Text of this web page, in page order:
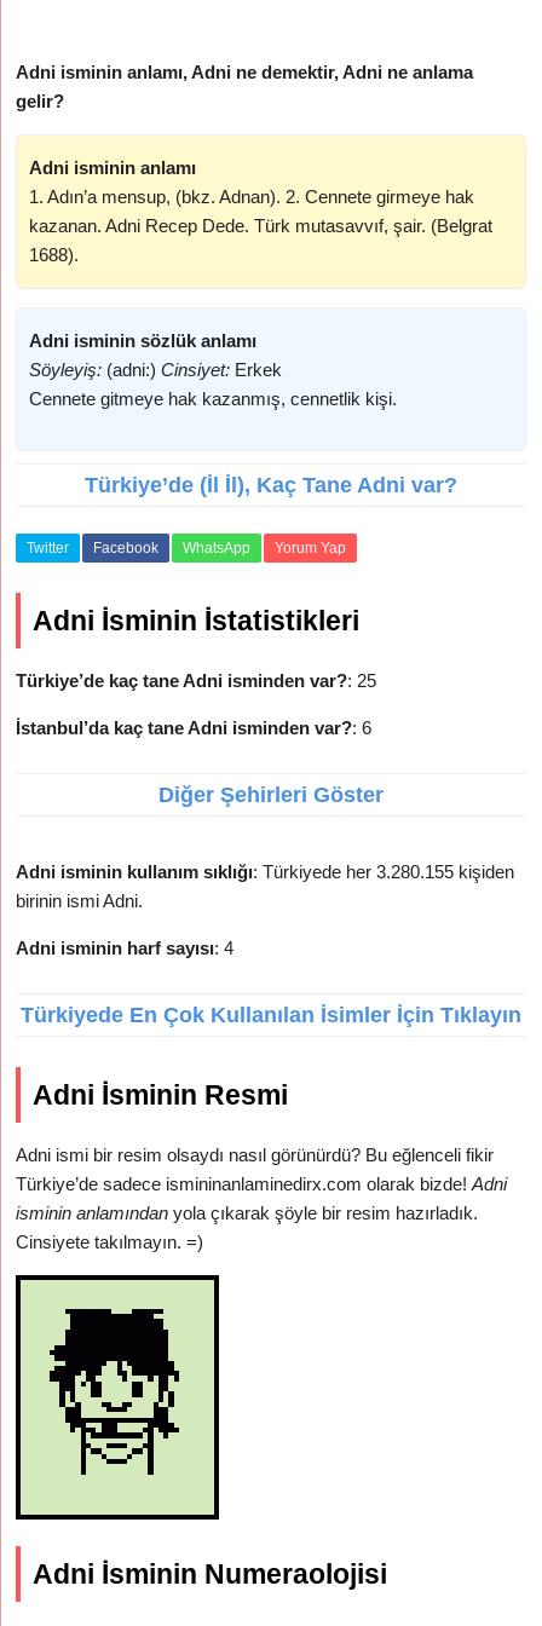
Adni isminin anlamı, Adni ne demektir, Adni ne anlama
gelir?
Adni isminin anlamı
1. Adın’a mensup, (bkz. Adnan). 2. Cennete girmeye hak
kazanan. Adni Recep Dede. Türk mutasavvıf, şair. (Belgrat
1688).
Adni isminin sözlük anlamı
Söyleyiş: (adni:)Cinsiyet: Erkek
Cennete gitmeye hak kazanmış, cennetlik kişi.
Türkiye’de (İl İl), Kaç Tane Adni var?
Twitter Facebook WhatsApp Yorum Yap
Adni İsminin İstatistikleri
Türkiye’de kaç tane Adni isminden var?: 25
İstanbul’da kaç tane Adni isminden var?: 6
Diğer Şehirleri Göster
Adni isminin kullanım sıklığı: Türkiyede her 3.280.155 kişiden
birinin ismi Adni.
Adni isminin harf sayısı: 4
Türkiyede En Çok Kullanılan İsimler İçin Tıklayın
Adni İsminin Resmi
Adni ismi bir resim olsaydı nasıl görünürdü? Bu eğlenceli fikir
Türkiye’de sadece ismininanlaminedirx.com olarak bizde!Adni
isminin anlamından yola çıkarak şöyle bir resim hazırladık.
Cinsiyete takılmayın. =)
Adni İsminin Numeraolojisi